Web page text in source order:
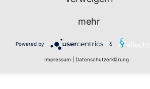
mehr
Powered by &
Impressum Datenschutzerklärung